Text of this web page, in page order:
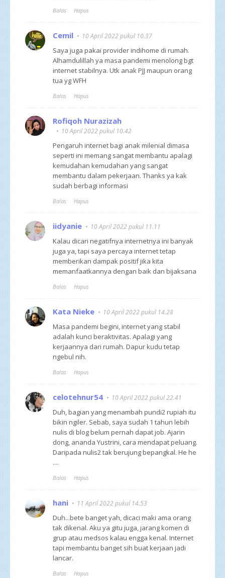
Balas Hapus
Cemil 10 April 2022 pukul 10.37
Saya juga pakai provider indihome di rumah.
Alhamdulillah ya masa pandemi menolong bgt
internet stabilnya. Utk anak PJJ maupun orang
tua yg WFH
Balas Hapus
Rofiqoh Nurazizah
10 April 2022 pukul 10.42
Pengaruh internet bagi anak milenial dimasa
seperti ini memang sangat membantu apalagi
kemudahan kemudahan yang sangat
membantu dalam pekerjaan. Thanks ya kak
sudah berbagi informasi
Balas Hapus
iidyanie 10 April 2022 pukul 11.11
Kalau dicari negatifnya internetnya ini banyak
juga ya, tapi saya percaya internet tetap
memberikan dampak positif jika kita
memanfaatkannya dengan baik dan bijaksana
Balas Hapus
Kata Nieke 10 April 2022 pukul 14.28
Masa pandemi begini, internet yang stabil
adalah kunci beraktivitas. Apalagi yang
kerjaannya dari rumah. Dapur kudu tetap
ngebul nih.
Balas Hapus
celotehnur54 10 April 2022 pukul 22.41
Duh, bagian yang menambah pundi2 rupiah itu
bikin ngiler. Sebab, saya sudah 1 tahun lebih
nulis di blog belum pernah dapat job. Ajarin
dong, ananda Yustrini, cara mendapat peluang.
Daripada nulis2 tak berujung bepangkal. He he
....
Balas Hapus
hani 11 April 2022 pukul 14.53
Duh...bete banget yah, dicaci maki ama orang
tak dikenal. Aku ya gitu juga, jarang komen di
grup atau medsos kalau engga kenal. Internet
tapi membantu banget sih buat kerjaan jadi
lancar.
Balas Hapus